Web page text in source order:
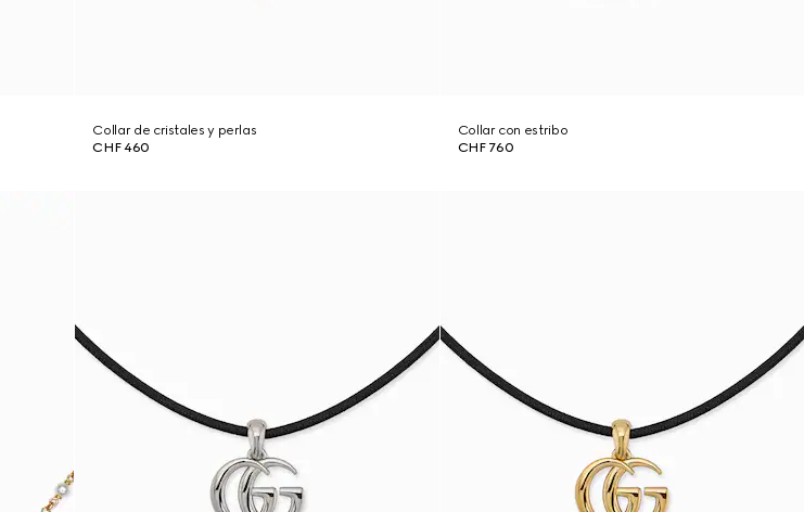
Collar de cristales y perlas
CHF 460
Collar con estribo
CHF 760